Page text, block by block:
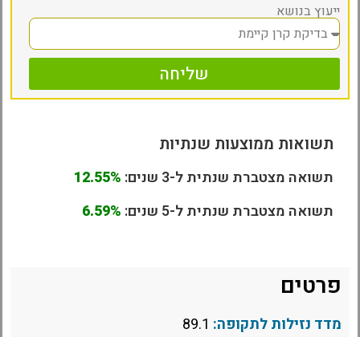
ייעוץ בנושא
שליחה
תשואות ממוצעות שנתיות
תשואה מצטברת שנתית ל-3 שנים:
12.55%
תשואה מצטברת שנתית ל-5 שנים:
6.59%
פרטים
מדד נזילות לתקופה: